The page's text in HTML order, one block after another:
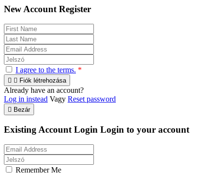
New Account Register
I agree to the terms. *
  Fiók létrehozása
Already have an account?
Log in instead Vagy Reset password
 Bezár
Existing Account Login Login to your account
Remember Me